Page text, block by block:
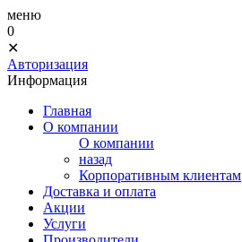
меню
0
✕
Авторизация
Информация
Главная
О компании
О компании
назад
Корпоративным клиентам
Доставка и оплата
Акции
Услуги